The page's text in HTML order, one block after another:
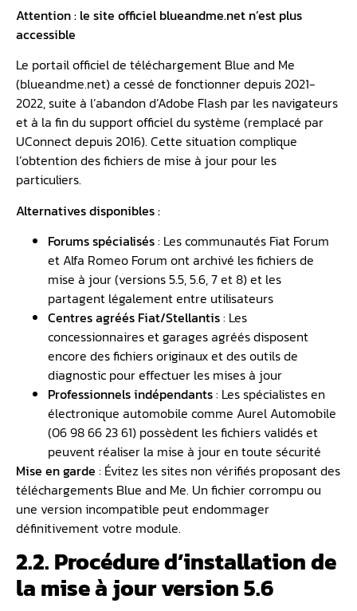
Attention : le site officiel blueandme.net n’est plus
accessible
Le portail officiel de téléchargement Blue and Me
(blueandme.net) a cessé de fonctionner depuis 2021-
2022, suite à l’abandon d’Adobe Flash par les navigateurs
et à la fin du support officiel du système (remplacé par
UConnect depuis 2016). Cette situation complique
l’obtention des fichiers de mise à jour pour les
particuliers.
Alternatives disponibles :
Forums spécialisés: Les communautés Fiat Forum
et Alfa Romeo Forum ont archivé les fichiers de
mise à jour (versions 5.5, 5.6, 7 et 8) et les
partagent légalement entre utilisateurs
Centres agréés Fiat/Stellantis: Les
concessionnaires et garages agréés disposent
encore des fichiers originaux et des outils de
diagnostic pour effectuer les mises à jour
Professionnels indépendants: Les spécialistes en
électronique automobile comme Aurel Automobile
(06 98 66 23 61) possèdent les fichiers validés et
peuvent réaliser la mise à jour en toute sécurité
Mise en garde : Évitez les sites non vérifiés proposant des
téléchargements Blue and Me. Un fichier corrompu ou
une version incompatible peut endommager
définitivement votre module.
2.2. Procédure d’installation de
la mise à jour version 5.6